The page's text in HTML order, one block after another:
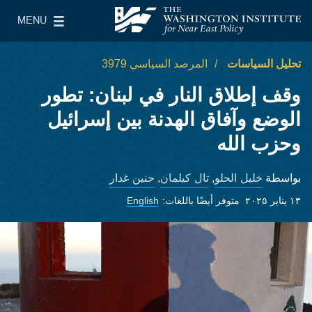
معهد واشنطن لسياسات الشرق الأدنى
MENU
Main Menu
تحليل السياسات المرصد السياسي 3979
وقف إطلاق النار في لبنان: تطور
الوضع وآفاق الهدنة بين إسرائيل
وحزب الله
بواسطة خليل الحلو, تال كيلمان, حنين غدار
١٣ يناير ٢٠٢٥ متوفر أيضًا باللغات: English